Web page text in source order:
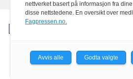
nettverket basert på informasjon fra
disse nettstedene. En oversikt over
Fagpressen.no.
Avvis alle Godta valgte